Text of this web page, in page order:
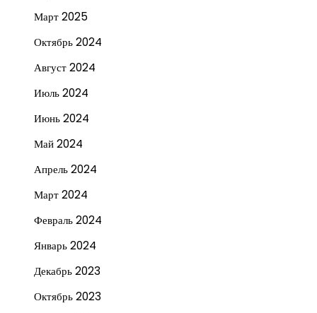
Март 2025
Октябрь 2024
Август 2024
Июль 2024
Июнь 2024
Май 2024
Апрель 2024
Март 2024
Февраль 2024
Январь 2024
Декабрь 2023
Октябрь 2023